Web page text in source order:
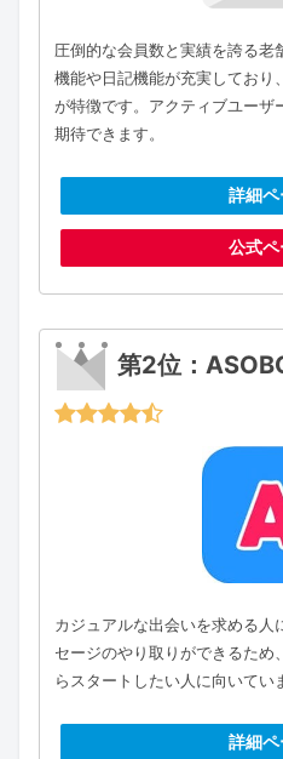
圧倒的な会員数と実績を誇る老
機能や日記機能が充実しており
が特徴です。アクティブユーザ
期待できます。
詳細
公式
第2位：
カジュアルな出会いを求める人
セージのやり取りができるため
らスタートしたい人に向いてい
詳細